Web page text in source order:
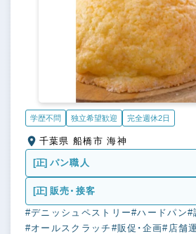
学歴不問 独立希望歓迎 完全週休2日
千葉県 船橋市 海神
[正] パン職人
[正] 販売・接客
#デニッシュペストリー#ハードパン#
#オールスクラッチ #販促・企画#店舗